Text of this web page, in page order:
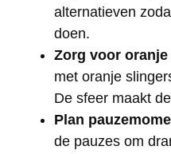
alternatieven
doen.
Zorg voor oranje
met oranje
De sfeer maakt
Plan
de pauzes om